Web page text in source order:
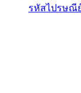
รหัสไปรษณี